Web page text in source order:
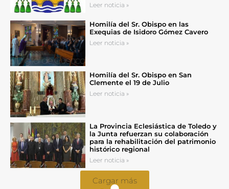
Leer noticia »
Homilía del Sr. Obispo en las
Exequias de Isidoro Gómez Cavero
Leer noticia »
Homilía del Sr. Obispo en San
Clemente el 19 de Julio
Leer noticia »
La Provincia Eclesiástica de Toledo y
la Junta refuerzan su colaboración
para la rehabilitación del patrimonio
histórico regional
Leer noticia »
Cargar más